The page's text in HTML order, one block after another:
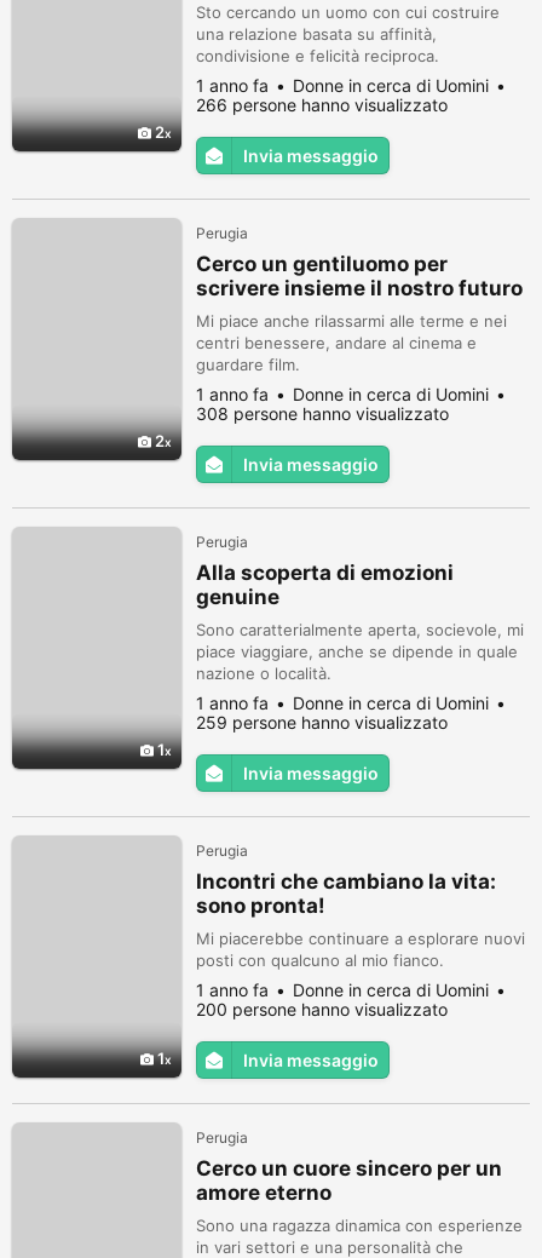
2
Sto cercando un uomo con cui costruire
una relazione basata su affinità,
condivisione e felicità reciproca.
1 anno fa
Donne in cerca di Uomini
266 persone hanno visualizzato
Invia messaggio
2
Perugia
Cerco un gentiluomo per
scrivere insieme il nostro futuro
Mi piace anche rilassarmi alle terme e nei
centri benessere, andare al cinema e
guardare film.
1 anno fa
Donne in cerca di Uomini
308 persone hanno visualizzato
Invia messaggio
1
Perugia
Alla scoperta di emozioni
genuine
Sono caratterialmente aperta, socievole, mi
piace viaggiare, anche se dipende in quale
nazione o località.
1 anno fa
Donne in cerca di Uomini
259 persone hanno visualizzato
Invia messaggio
1
Perugia
Incontri che cambiano la vita:
sono pronta!
Mi piacerebbe continuare a esplorare nuovi
posti con qualcuno al mio fianco.
1 anno fa
Donne in cerca di Uomini
200 persone hanno visualizzato
Invia messaggio
Perugia
Cerco un cuore sincero per un
amore eterno
Sono una ragazza dinamica con esperienze
in vari settori e una personalità che